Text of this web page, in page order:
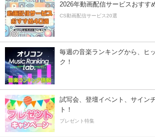
2026年動画配信サービスおすす
CS動画配信サービス20選
毎週の音楽ランキングから、ヒ
ク！
試写会、登壇イベント、サイン
ト！
プレゼント特集